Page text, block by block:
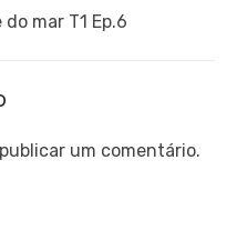
mar T1 Ep.6
um comentário.